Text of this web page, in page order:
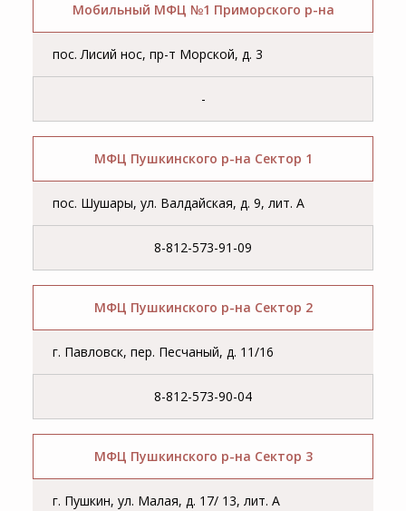
Мобильный МФЦ №1 Приморского р-на
пос. Лисий нос, пр-т Морской, д. 3
-
МФЦ Пушкинского р-на Сектор 1
пос. Шушары, ул. Валдайская, д. 9, лит. А
8-812-573-91-09
МФЦ Пушкинского р-на Сектор 2
г. Павловск, пер. Песчаный, д. 11/16
8-812-573-90-04
МФЦ Пушкинского р-на Сектор 3
г. Пушкин, ул. Малая, д. 17/ 13, лит. А